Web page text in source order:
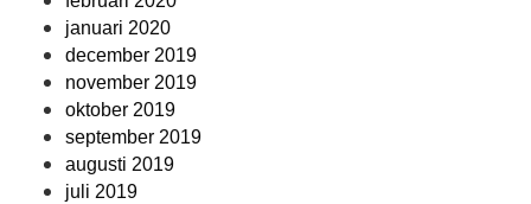
januari 2020
december 2019
november 2019
oktober 2019
september 2019
augusti 2019
juli 2019